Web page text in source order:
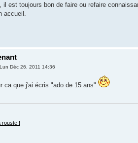
il est toujours bon de faire ou refaire
accueil.
Déc 26, 2011 14:36
ca que j'ai écris "ado de 15 ans"
rouste !